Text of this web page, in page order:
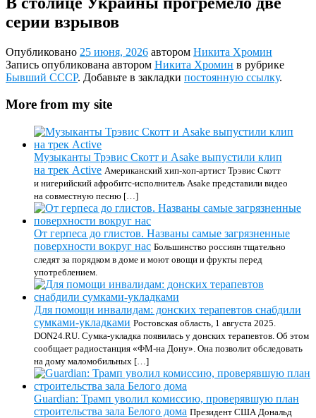
серии взрывов
Опубликовано 25 июня, 2026 автором Никита Хромин
Запись опубликована автором Никита Хромин в рубрике
Бывший СССР. Добавьте в закладки постоянную ссылку.
More from my site
Музыканты Трэвис Скотт и Asake выпустили клип
на трек Active Американский хип-хоп-артист Трэвис Скотт
и нигерийский афробитс-исполнитель Asake представили видео
на совместную песню […]
От герпеса до глистов. Названы самые загрязненные
поверхности вокруг нас Большинство россиян тщательно
следят за порядком в доме и моют овощи и фрукты перед
употреблением.
Для помощи инвалидам: донских терапевтов снабдили
сумками-укладками Ростовская область, 1 августа 2025.
DON24.RU. Сумка-укладка появилась у донских терапевтов. Об этом
сообщает радиостанция «ФМ-на Дону». Она позволит обследовать
на дому маломобильных […]
Guardian: Трамп уволил комиссию, проверявшую план
строительства зала Белого дома Президент США Дональд